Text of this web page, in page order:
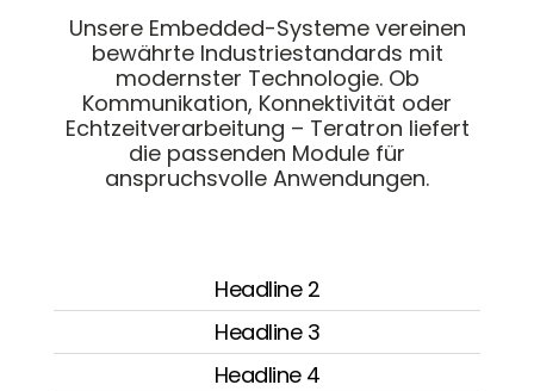
Unsere Embedded-Systeme vereinen
bewährte Industriestandards mit
modernster Technologie. Ob
Kommunikation, Konnektivität oder
Echtzeitverarbeitung – Teratron liefert
die passenden Module für
anspruchsvolle Anwendungen.
Headline 2
Headline 3
Headline 4